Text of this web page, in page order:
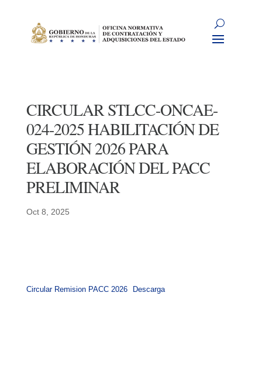
CIRCULAR STLCC-ONCAE-
024-2025 HABILITACIÓN DE
GESTIÓN 2026 PARA
ELABORACIÓN DEL PACC
PRELIMINAR
Oct 8, 2025
Circular Remision PACC 2026 Descarga